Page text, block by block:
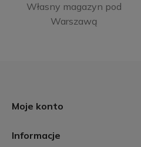
Własny magazyn pod
Warszawą
Moje konto
Informacje